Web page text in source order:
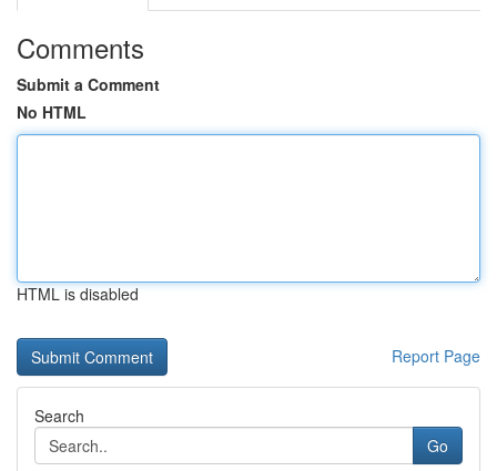
Comments
Submit a Comment
No HTML
HTML is disabled
Report Page
Search
Go